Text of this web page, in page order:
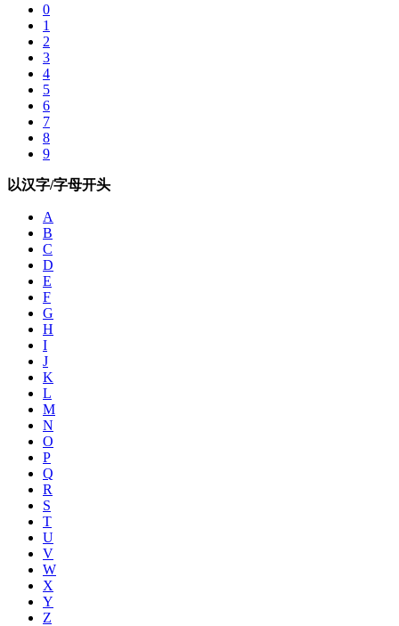
0
1
2
3
4
5
6
7
8
9
以汉字/字母开头
A
B
C
D
E
F
G
H
I
J
K
L
M
N
O
P
Q
R
S
T
U
V
W
X
Y
Z